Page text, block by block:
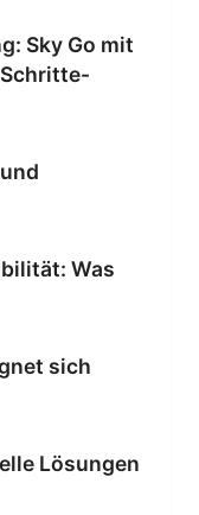
Sky Go mit
Was
sich
Lösungen